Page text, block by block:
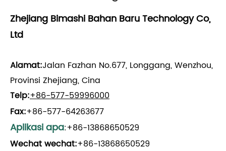
Zhejiang Bimashi Bahan Baru Technology Co,
Ltd
Alamat:Jalan Fazhan No.677, Longgang, Wenzhou,
Provinsi Zhejiang, Cina
Telp:+86-577-59996000
Fax:+86-577-64263677
Aplikasi apa:+86-13868650529
Wechat wechat:+86-13868650529